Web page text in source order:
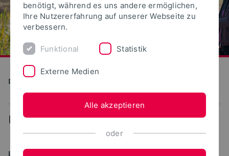
Detmolder Schule für Gestaltung
... Studiengänge
BACHELOR OF SCIENCE (B.SC.)
benötigt, während es uns andere ermöglichen,
Ihre Nutzererfahrung auf unserer Webseite zu
verbessern.
Funktional Statistik
Externe Medien
Alle akzeptieren
oder